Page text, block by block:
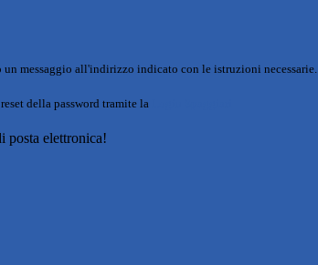
un messaggio all'indirizzo indicato con le istruzioni necessarie.
della password tramite la
posta elettronica!